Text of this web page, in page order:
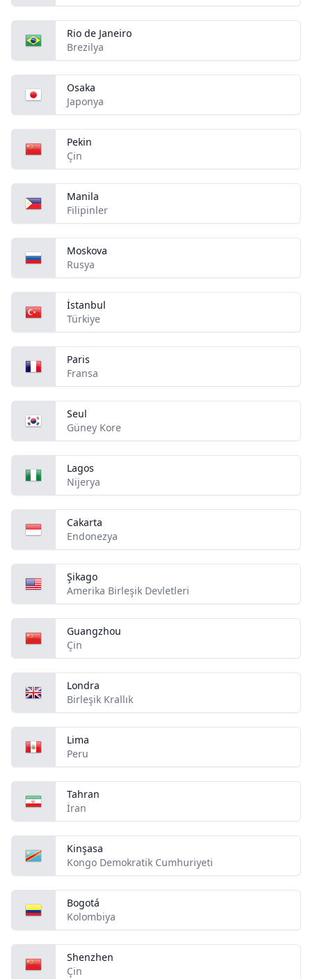
Rio de Janeiro
Brezilya
Osaka
Japonya
Pekin
Çin
Manila
Filipinler
Moskova
Rusya
İstanbul
Türkiye
Paris
Fransa
Seul
Güney Kore
Lagos
Nijerya
Cakarta
Endonezya
Şikago
Amerika Birleşik Devletleri
Guangzhou
Çin
Londra
Birleşik Krallık
Lima
Peru
Tahran
İran
Kinşasa
Kongo Demokratik Cumhuriyeti
Bogotá
Kolombiya
Shenzhen
Çin